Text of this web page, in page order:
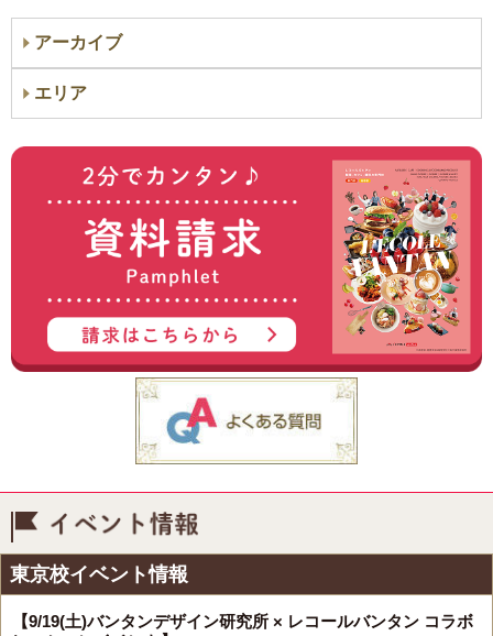
アーカイブ
エリア
東京校イベント情報
【9/19(土)バンタンデザイン研究所 × レコールバンタン コラボ